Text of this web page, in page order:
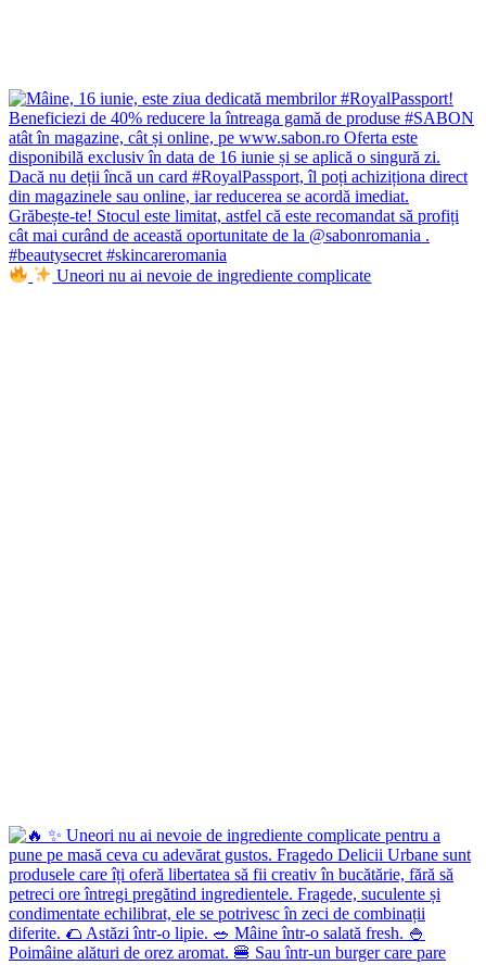
Uneori nu ai nevoie de ingrediente complicate